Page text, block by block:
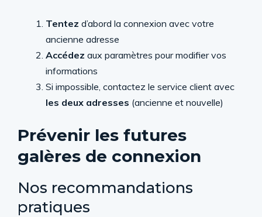
Tentez d’abord la connexion avec votre
ancienne adresse
Accédez aux paramètres pour modifier vos
informations
Si impossible, contactez le service client avec
les deux adresses (ancienne et nouvelle)
Prévenir les futures
galères de connexion
Nos recommandations
pratiques